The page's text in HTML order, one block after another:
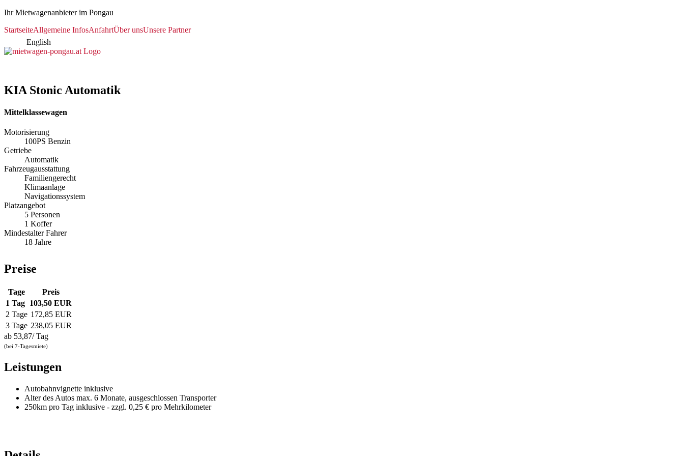
Ihr Mietwagenanbieter im Pongau
StartseiteAllgemeine InfosAnfahrtÜber unsUnsere Partner
English
KIA Stonic Automatik
Mittelklassewagen
Motorisierung
100PS Benzin
Getriebe
Automatik
Fahrzeugausstattung
Familiengerecht
Klimaanlage
Navigationssystem
Platzangebot
5 Personen
1 Koffer
Mindestalter Fahrer
18 Jahre
Preise
Tage
Preis
1 Tag 103,50 EUR
2 Tage 172,85 EUR
3 Tage 238,05 EUR
ab 53,87/ Tag
(bei 7-Tagesmiete)
Leistungen
Autobahnvignette inklusive
Alter des Autos max. 6 Monate, ausgeschlossen Transporter
250km pro Tag inklusive - zzgl. 0,25 € pro Mehrkilometer